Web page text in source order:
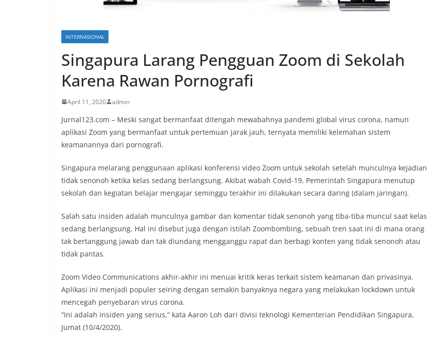
INTERNASIONAL
Singapura Larang Pengguan Zoom di Sekolah
Karena Rawan Pornografi
April 11, 2020 admin
Jurnal123.com – Meski sangat bermanfaat ditengah mewabahnya pandemi global virus corona, namun
aplikasi Zoom yang bermanfaat untuk pertemuan jarak jauh, ternyata memiliki kelemahan sistem
keamanannya dari pornografi.
Singapura melarang penggunaan aplikasi konferensi video Zoom untuk sekolah setelah munculnya kejadian
tidak senonoh ketika kelas sedang berlangsung. Akibat wabah Covid-19, Pemerintah Singapura menutup
sekolah dan kegiatan belajar mengajar seminggu terakhir ini dilakukan secara daring (dalam jaringan).
Salah satu insiden adalah munculnya gambar dan komentar tidak senonoh yang tiba-tiba muncul saat kelas
sedang berlangsung. Hal ini disebut juga dengan istilah Zoombombing, sebuah tren saat ini di mana orang
tak bertanggung jawab dan tak diundang mengganggu rapat dan berbagi konten yang tidak senonoh atau
tidak pantas.
Zoom Video Communications akhir-akhir ini menuai kritik keras terkait sistem keamanan dan privasinya.
Aplikasi ini menjadi populer seiring dengan semakin banyaknya negara yang melakukan lockdown untuk
mencegah penyebaran virus corona.
“Ini adalah insiden yang serius,” kata Aaron Loh dari divisi teknologi Kementerian Pendidikan Singapura,
Jumat (10/4/2020).